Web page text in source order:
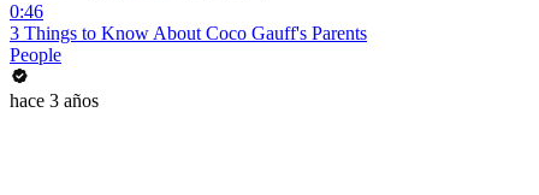
0:46
3 Things to Know About Coco Gauff's Parents
People
hace 3 años